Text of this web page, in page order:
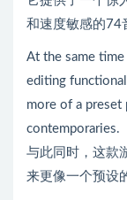
和速度敏感的74
At the same
editing
more of a preset
contemporaries.
与此同时，这款
来更像一个预设